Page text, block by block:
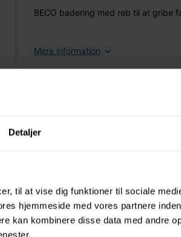
Detaljer
til at vise dig funktioner til sociale
hjemmeside med vores partnere
kan kombinere disse data med andre
BECO badering med reb til at gribe
Mere information